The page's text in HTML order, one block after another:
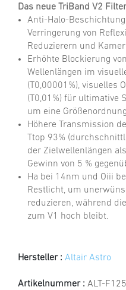
Das neue TriBand V2 Filter
Anti-Halo-
Verringerung von
Reduzierern und
Erhöhte Blockierung
Wellenlängen im
(T0,00001%), visuelles
(T0,01%) für ultimative
um eine
Höhere Transmission
Ttop 93%
der Zielwellenlängen
Gewinn von 5 %
Ha bei 14nm und Oiii
Restlicht, um
reduzieren, während
zum V1 hoch bleibt.
Hersteller : Altair Astro
Artikelnummer : ALT-